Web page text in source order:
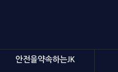
안전을약속하는JK